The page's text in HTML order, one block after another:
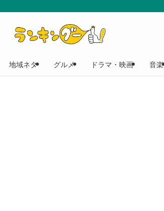
地域ネタ グルメ ドラマ・映画 音楽